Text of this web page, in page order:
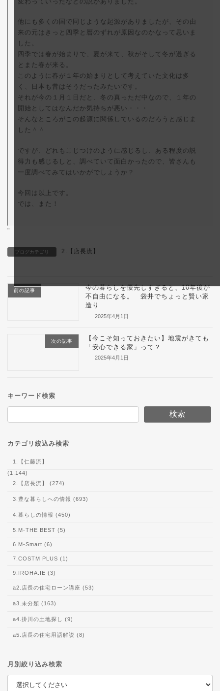
他にも多くの国で同じような起源がありましたが、その由
来の元はきっと四季と暦のずれが原因なのかなって思いま
した。
四季では春が始まりで、夏が来て、秋がそして冬が過ぎる
とまた春が来る。
このように春が１年の始まりとして考えていた文化は多
く、日本も昔はそうだったみたいです。
それが今の１月１日だと、冬の真っただ中なので、１年の
開始としてはなんだか気持ちが悪い・・・
そんなところがこの起源に関係しているのだろうと感じま
した＾＾
ですが、どれもこじつけのように感じるし、ある程度の説
得力も感じるしと、調べていて面白かったので、皆さんも
一度調べてみてはいかがでしょうか？
今回は以上です。
では、また！
"
ブログカテゴリ 2.【店長流】
前の記事
今の暮らしを優先しすぎると、10年後が
不自由になる。 袋井でちょっと賢い家
造り
2025年4月1日
次の記事
【今こそ知っておきたい】地震がきても
「安心できる家」って？
2025年4月1日
キーワード検索
検索
カテゴリ絞込み検索
1.【仁藤流】
(1,144)
2.【店長流】 (274)
3.豊な暮らしへの情報 (693)
4.暮らしの情報 (450)
5.M-THE BEST (5)
6.M-Smart (6)
7.COSTM PLUS (1)
9.IROHA.IE (3)
a2.店長の住宅ローン講座 (53)
a3.未分類 (163)
a4.掛川の土地探し (9)
a5.店長の住宅用語解説 (8)
月別絞り込み検索